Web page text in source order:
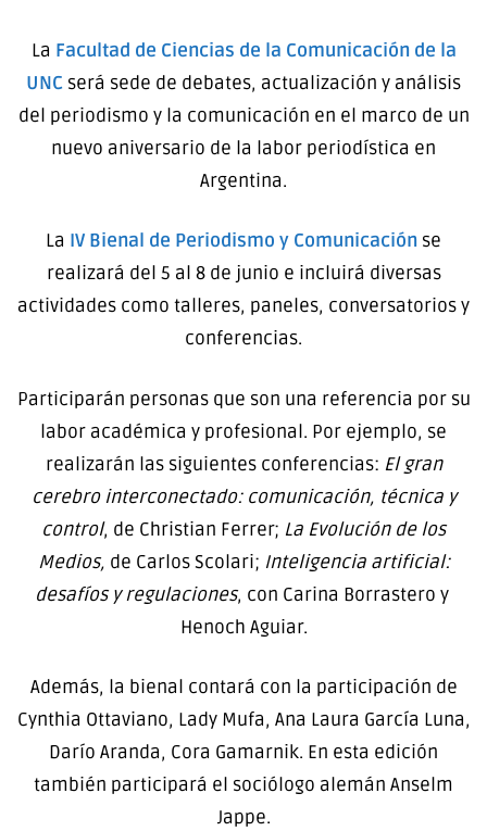
La Facultad de Ciencias de la Comunicación de la
UNC será sede de debates, actualización y análisis
del periodismo y la comunicación en el marco de un
nuevo aniversario de la labor periodística en
Argentina.
La IV Bienal de Periodismo y Comunicación se
realizará del 5 al 8 de junio e incluirá diversas
actividades como talleres, paneles, conversatorios y
conferencias.
Participarán personas que son una referencia por su
labor académica y profesional. Por ejemplo, se
realizarán las siguientes conferencias: El gran
cerebro interconectado: comunicación, técnica y
control, de Christian Ferrer; La Evolución de los
Medios, de Carlos Scolari; Inteligencia artificial:
desafíos y regulaciones, con Carina Borrastero y
Henoch Aguiar.
Además, la bienal contará con la participación de
Cynthia Ottaviano, Lady Mufa, Ana Laura García Luna,
Darío Aranda, Cora Gamarnik. En esta edición
también participará el sociólogo alemán Anselm
Jappe.